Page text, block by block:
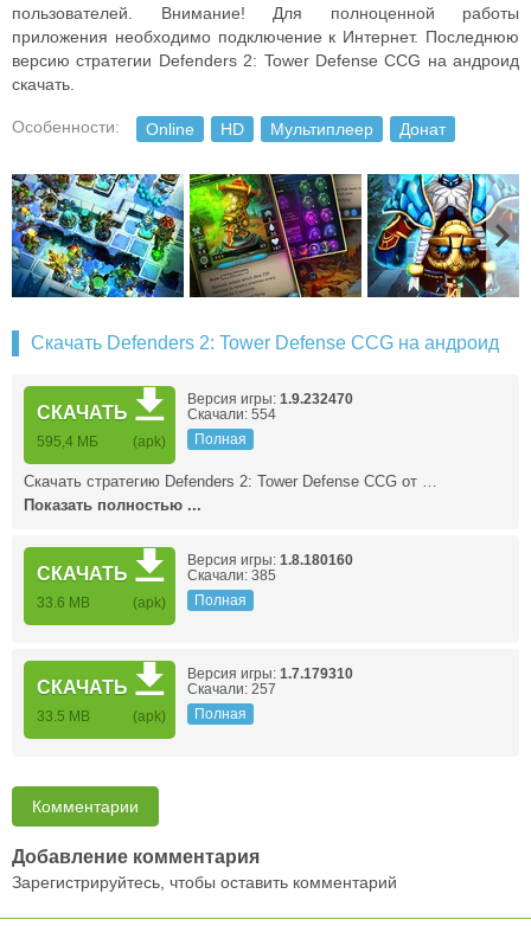
пользователей. Внимание! Для полноценной работы
приложения необходимо подключение к Интернет. Последнюю
версию стратегии Defenders 2: Tower Defense CCG на андроид
скачать.
Особенности: Online HD Мультиплеер Донат
Скачать Defenders 2: Tower Defense CCG на андроид
СКАЧАТЬ
595,4 МБ (apk)
Версия игры: 1.9.232470
Скачали: 554
Полная
Скачать стратегию Defenders 2: Tower Defense CCG от …
Показать полностью ...
СКАЧАТЬ
33.6 MB (apk)
Версия игры: 1.8.180160
Скачали: 385
Полная
СКАЧАТЬ
33.5 MB (apk)
Версия игры: 1.7.179310
Скачали: 257
Полная
Комментарии
Добавление комментария
Зарегистрируйтесь, чтобы оставить комментарий